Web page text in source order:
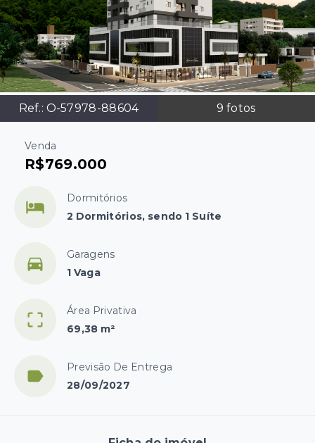
Ref.: O-57978-88604 9 fotos
Venda
R$769.000
Dormitórios
2 Dormitórios, sendo 1 Suíte
Garagens
1 Vaga
Área Privativa
69,38 m²
Previsão De Entrega
28/09/2027